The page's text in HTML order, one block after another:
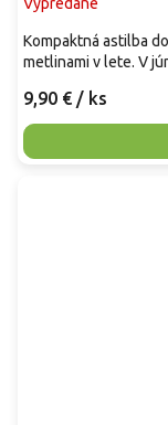
9,90 € / ks
Kompaktná astilba
metlinami v lete. V